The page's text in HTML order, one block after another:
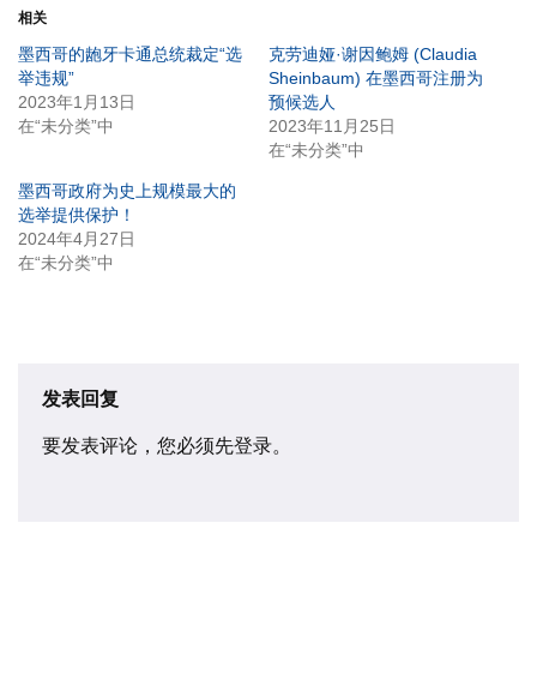
相关
墨西哥的龅牙卡通总统裁定“选
举违规”
2023年1月13日
在“未分类”中
克劳迪娅·谢因鲍姆 (Claudia
Sheinbaum) 在墨西哥注册为
预候选人
2023年11月25日
在“未分类”中
墨西哥政府为史上规模最大的
选举提供保护！
2024年4月27日
在“未分类”中
发表回复
要发表评论，您必须先登录。